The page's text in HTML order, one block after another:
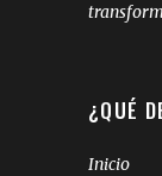
¿QUÉ
Inicio